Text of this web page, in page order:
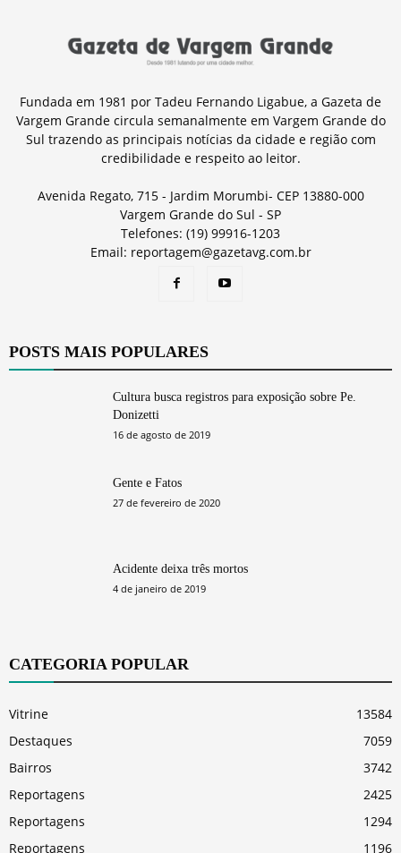
Fundada em 1981 por Tadeu Fernando Ligabue, a Gazeta de
Vargem Grande circula semanalmente em Vargem Grande do
Sul trazendo as principais notícias da cidade e região com
credibilidade e respeito ao leitor.
Avenida Regato, 715 - Jardim Morumbi- CEP 13880-000
Vargem Grande do Sul - SP
Telefones: (19) 99916-1203
Email: reportagem@gazetavg.com.br
POSTS MAIS POPULARES
Cultura busca registros para exposição sobre Pe.
Donizetti
16 de agosto de 2019
Gente e Fatos
27 de fevereiro de 2020
Acidente deixa três mortos
4 de janeiro de 2019
CATEGORIA POPULAR
Vitrine
13584
Destaques
7059
Bairros
3742
Reportagens
2425
Reportagens
1294
Reportagens
1196